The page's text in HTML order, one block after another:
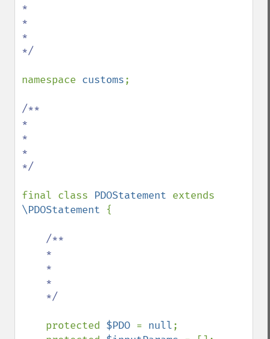
*
*
*
*/
namespace customs;
/**
*
*
*
*/
final class PDOStatement
\PDOStatement {
/**
protected $PDO = null;